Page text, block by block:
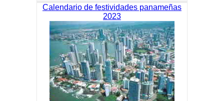
Calendario de festividades panameñas
2023